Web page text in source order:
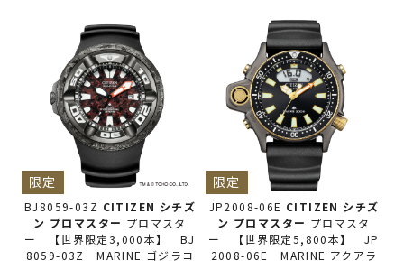
BJ8059-03Z CITIZEN シチズ
ン プロマスター プロマスタ
ー 【世界限定3,000本】 BJ
8059-03Z MARINE ゴジラコ
限定
JP2008-06E CITIZEN シチズ
ン プロマスター プロマスタ
ー 【世界限定5,800本】 JP
2008-06E MARINE アクアラ
限定